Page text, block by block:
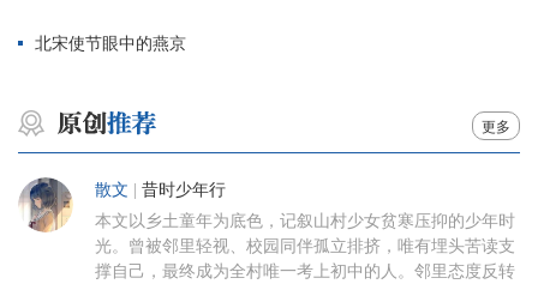
北宋使节眼中的燕京
更多
散文 昔时少年行
本文以乡土童年为底色，记叙山村少女贫寒压抑的少年时
光。曾被邻里轻视、校园同伴孤立排挤，唯有埋头苦读支
撑自己，最终成为全村唯一考上初中的人。邻里态度反转